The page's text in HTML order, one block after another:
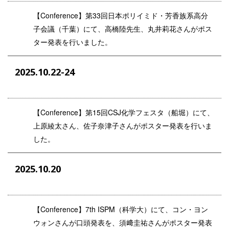
【Conference】第33回日本ポリイミド・芳香族系高分
子会議（千葉）にて、高橋陸先生、丸井莉花さんがポス
ター発表を行いました。
2025.10.22-24
【Conference】第15回CSJ化学フェスタ（船堀）にて、
上原綾太さん、佐子奈津子さんがポスター発表を行いま
した。
2025.10.20
【Conference】7th ISPM（科学大）にて、コン・ヨン
ウォンさんが口頭発表を、須﨑圭祐さんがポスター発表